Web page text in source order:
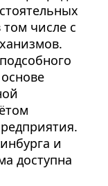
числе с
и
доступна